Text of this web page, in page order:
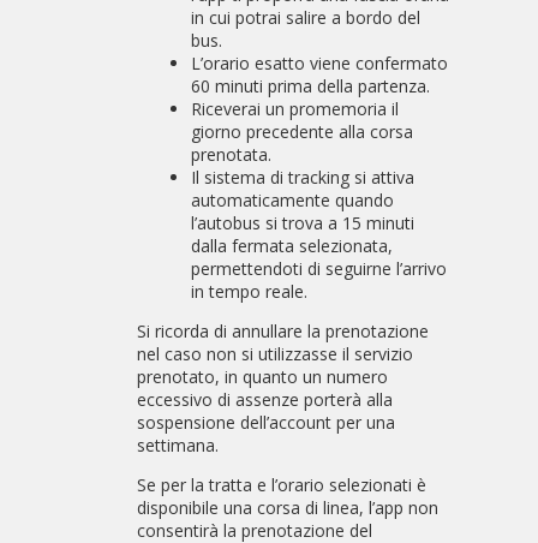
in cui potrai salire a bordo del
bus.
L’orario esatto viene confermato
60 minuti prima della partenza.
Riceverai un promemoria il
giorno precedente alla corsa
prenotata.
Il sistema di tracking si attiva
automaticamente quando
l’autobus si trova a 15 minuti
dalla fermata selezionata,
permettendoti di seguirne l’arrivo
in tempo reale.
Si ricorda di annullare la prenotazione
nel caso non si utilizzasse il servizio
prenotato, in quanto un numero
eccessivo di assenze porterà alla
sospensione dell’account per una
settimana.
Se per la tratta e l’orario selezionati è
disponibile una corsa di linea, l’app non
consentirà la prenotazione del